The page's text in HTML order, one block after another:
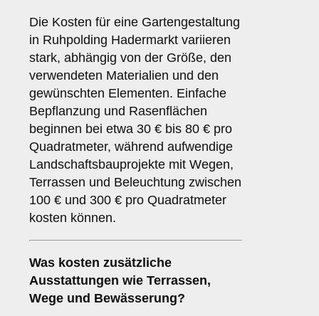
Die Kosten für eine Gartengestaltung
in Ruhpolding Hadermarkt variieren
stark, abhängig von der Größe, den
verwendeten Materialien und den
gewünschten Elementen. Einfache
Bepflanzung und Rasenflächen
beginnen bei etwa 30 € bis 80 € pro
Quadratmeter, während aufwendige
Landschaftsbauprojekte mit Wegen,
Terrassen und Beleuchtung zwischen
100 € und 300 € pro Quadratmeter
kosten können.
Was kosten zusätzliche
Ausstattungen wie Terrassen,
Wege und Bewässerung?